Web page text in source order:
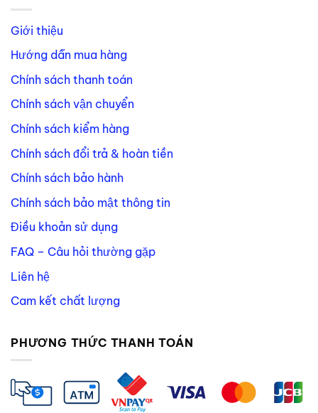
Giới thiệu
Hướng dẫn mua hàng
Chính sách thanh toán
Chính sách vận chuyển
Chính sách kiểm hàng
Chính sách đổi trả & hoàn tiền
Chính sách bảo hành
Chính sách bảo mật thông tin
Điều khoản sử dụng
FAQ – Câu hỏi thường gặp
Liên hệ
Cam kết chất lượng
PHƯƠNG THỨC THANH TOÁN